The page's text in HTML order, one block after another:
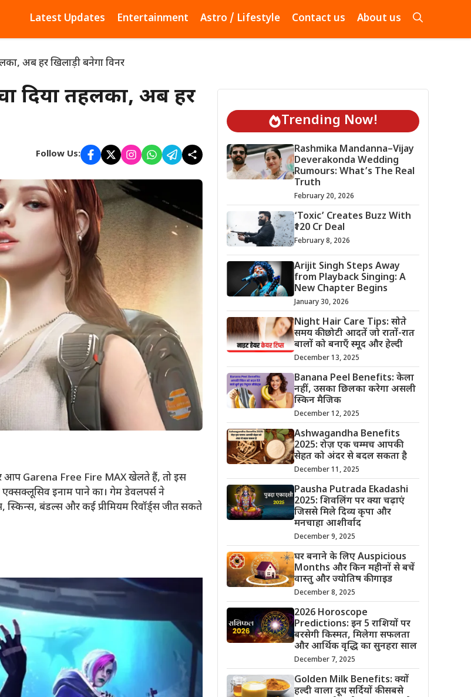
Latest Updates Entertainment Astro / Lifestyle Contact us About us
अब हर खिलाड़ी बनेगा विनर
दिया तहलका, अब हर
Follow Us:
आप Garena Free Fire MAX खेलते हैं, तो इस
इनाम पाने का। गेम डेवलपर्स ने
स्किन्स, बंडल्स और कई प्रीमियम रिवॉर्ड्स जीत सकते
Trending Now!
Rashmika Mandanna–Vijay
Deverakonda Wedding
Rumours: What’s The Real
Truth
February 20, 2026
‘Toxic’ Creates Buzz With
₹120 Cr Deal
February 8, 2026
Arijit Singh Steps Away
from Playback Singing: A
New Chapter Begins
January 30, 2026
Night Hair Care Tips: सोते
समय की छोटी आदतें जो रातों-रात
बालों को बनाएँ स्मूद और हेल्दी
December 13, 2025
Banana Peel Benefits: केला
नहीं, उसका छिलका करेगा असली
स्किन मैजिक
December 12, 2025
Ashwagandha Benefits
2025: रोज़ एक चम्मच आपकी
सेहत को अंदर से बदल सकता है
December 11, 2025
Pausha Putrada Ekadashi
2025: शिवलिंग पर क्या चढ़ाएं
जिससे मिले दिव्य कृपा और
मनचाहा आशीर्वाद
December 9, 2025
घर बनाने के लिए Auspicious
Months और किन महीनों से बचें
वास्तु और ज्योतिष की गाइड
December 8, 2025
2026 Horoscope
Predictions: इन 5 राशियों पर
बरसेगी किस्मत, मिलेगा सफलता
और आर्थिक वृद्धि का सुनहरा साल
December 7, 2025
Golden Milk Benefits: क्यों
हल्दी वाला दूध सर्दियों की सबसे